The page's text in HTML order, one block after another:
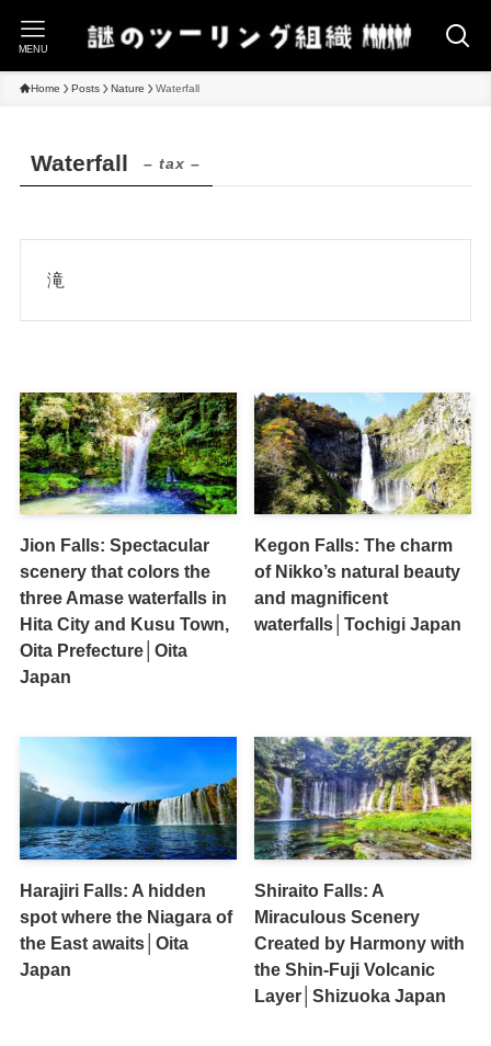
MENU
Home Posts Nature Waterfall
Waterfall – tax –
滝
Jion Falls: Spectacular
scenery that colors the
three Amase waterfalls in
Hita City and Kusu Town,
Oita Prefecture│Oita
Japan
Kegon Falls: The charm
of Nikko’s natural beauty
and magnificent
waterfalls│Tochigi Japan
Harajiri Falls: A hidden
spot where the Niagara of
the East awaits│Oita
Japan
Shiraito Falls: A
Miraculous Scenery
Created by Harmony with
the Shin-Fuji Volcanic
Layer│Shizuoka Japan